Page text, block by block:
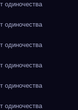
одиночества
одиночества
одиночества
одиночества
одиночества
одиночества